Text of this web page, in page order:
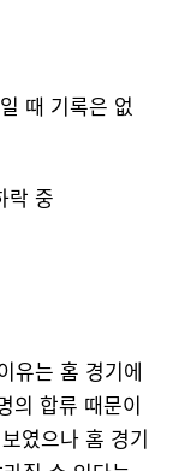
때 기록은 없
락 중
유는 홈 경기에
의 합류 때문이
였으나 홈 경기